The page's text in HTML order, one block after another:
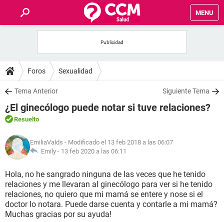
MENU
FOROS
SALUD
FAMILIA
NUTRICIÓN
SEXUALIDAD
GLOSARIO
Foros Sexualidad
Tema Anterior Siguiente Tema
¿El ginecólogo puede notar si tuve relaciones?
Resuelto
EmiliaValds - Modificado el 13 feb 2018 a las 06:07
Emily - 13 feb 2020 a las 06:11
Hola, no he sangrado ninguna de las veces que he tenido
relaciones y me llevaran al ginecólogo para ver si he tenido
relaciones, no quiero que mi mamá se entere y nose si el
doctor lo notara. Puede darse cuenta y contarle a mi mamá?
Muchas gracias por su ayuda!